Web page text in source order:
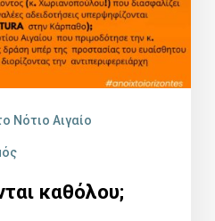
Νότιο Αιγαίο
καθόλου;